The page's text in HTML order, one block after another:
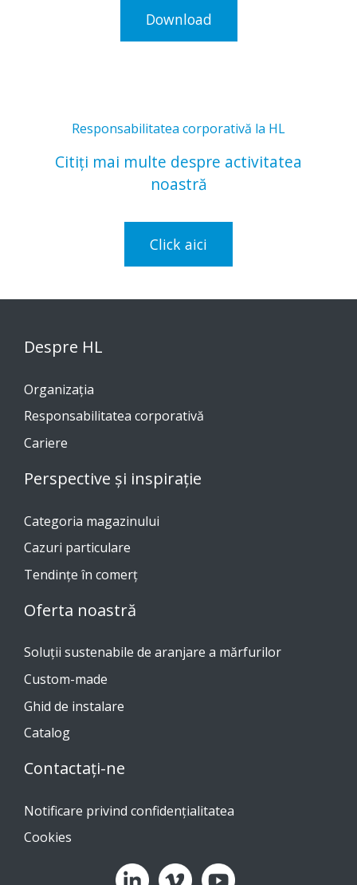
Download
Responsabilitatea corporativă la HL
Citiți mai multe despre activitatea
noastră
Click aici
Despre HL
Organizația
Responsabilitatea corporativă
Cariere
Perspective și inspirație
Categoria magazinului
Cazuri particulare
Tendinţe în comerţ
Oferta noastră
Soluții sustenabile de aranjare a mărfurilor
Custom-made
Ghid de instalare
Catalog
Contactați-ne
Notificare privind confidențialitatea
Cookies